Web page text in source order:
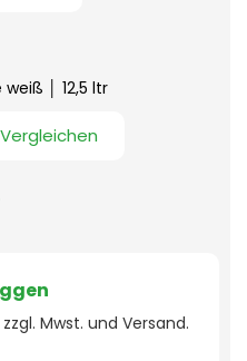
│ 12,5 ltr
Vergleichen
Mwst. und Versand.